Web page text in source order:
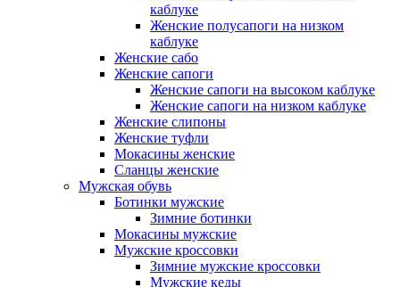
каблуке
Женские полусапоги на низком
каблуке
Женские сабо
Женские сапоги
Женские сапоги на высоком каблуке
Женские сапоги на низком каблуке
Женские слипоны
Женские туфли
Мокасины женские
Сланцы женские
Мужская обувь
Ботинки мужские
Зимние ботинки
Мокасины мужские
Мужские кроссовки
Зимние мужские кроссовки
Мужские кеды